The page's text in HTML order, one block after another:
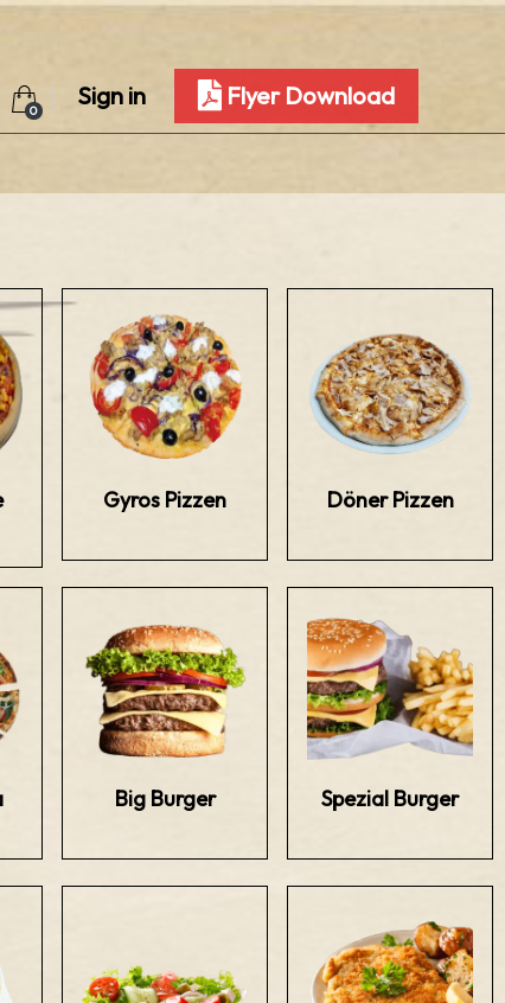
0
Sign in Flyer Download
Gyros Pizzen Döner Pizzen
Big Burger Spezial Burger